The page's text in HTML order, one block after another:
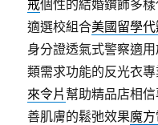
戒個性的結婚鑽飾多
適選校組合美國留學
身分證透氣式警察適
類需求功能的反光衣
來令片 幫助精品店相
善肌膚的鬆弛效果魔